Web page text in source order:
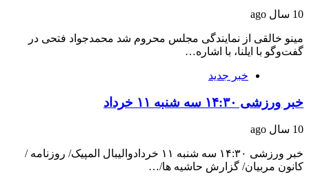
10 سال ago
مینو خالقی از نمایندگی مجلس محروم شد محمدجواد فتحی در
گفت‌وگو با ایلنا، با اشاره…
خبر جدید
خبر ورزشی ۱۴:۳۰ سه شنبه ۱۱ خرداد
10 سال ago
خبر ورزشی ۱۴:۳۰ سه شنبه ۱۱ خردادوالیبال المپیک/ روزنامه /
کانون مربیان/ گزارش حاشیه ها/…